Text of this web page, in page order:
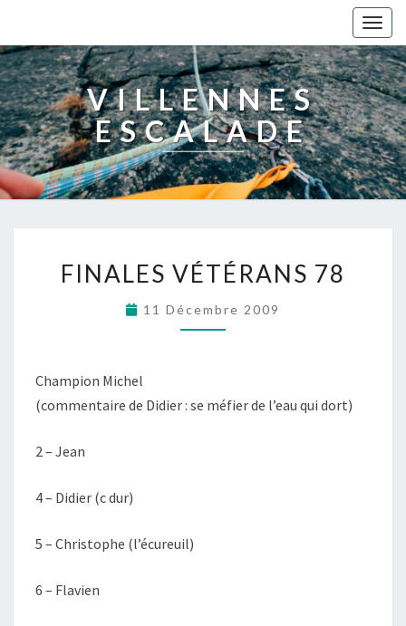
VILLENNES
ESCALADE
FINALES VÉTÉRANS 78
11 Décembre 2009
Champion Michel
(commentaire de Didier : se méfier de l’eau qui dort)
2 – Jean
4 – Didier (c dur)
5 – Christophe (l’écureuil)
6 – Flavien